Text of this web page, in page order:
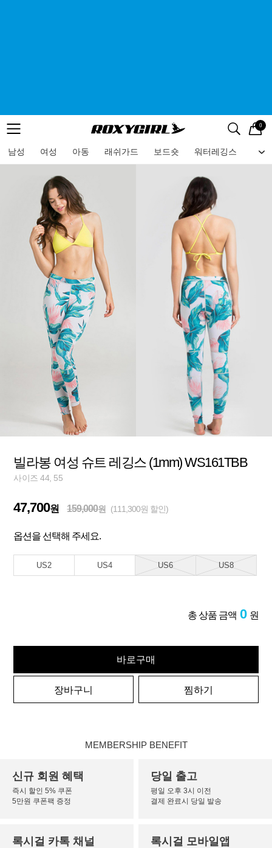
메뉴 검색
로고 0
남성 여성 아동 래쉬가드 보드숏 워터레깅스 비
메뉴
빌라봉 여성 슈트 레깅스 (1mm) WS161TBB
사이즈 44, 55
47,700원 159,000원 (111,300원 할인)
옵션을 선택해 주세요.
US2 US4 US6 US8
총 상품 금액 0 원
바로구매
장바구니 찜하기
MEMBERSHIP BENEFIT
신규 회원 혜택
즉시 할인 5% 쿠폰
5만원 쿠폰팩 증정
당일 출고
평일 오후 3시 이전
결제 완료시 당일 발송
록시걸 카톡 채널 록시걸 모바일앱